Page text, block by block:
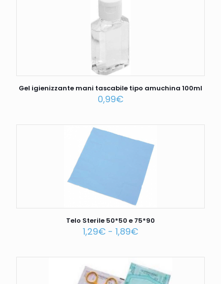
Gel igienizzante mani tascabile tipo amuchina 100ml
0,99€
Telo Sterile 50*50 e 75*90
1,29€ - 1,89€